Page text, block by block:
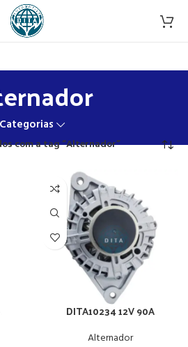
Categorias
com a tag “Alternador”
DITA10234 12V 90A
Alternador